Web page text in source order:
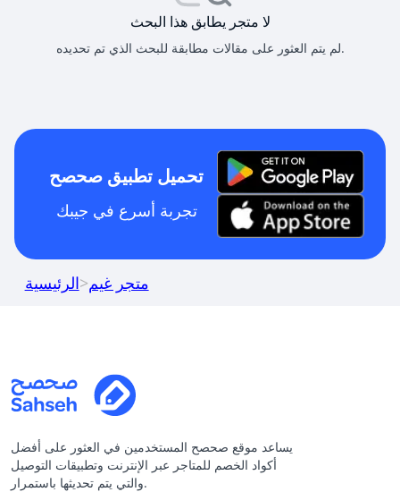
لا متجر يطابق هذا البحث
لم يتم العثور على مقالات مطابقة للبحث الذي تم تحديده.
تحميل تطبيق صحصح
تجربة أسرع في جيبك
الرئيسية>متجر غيم
يساعد موقع صحصح المستخدمين في العثور على أفضل
أكواد الخصم للمتاجر عبر الإنترنت وتطبيقات التوصيل
والتي يتم تحديثها باستمرار.